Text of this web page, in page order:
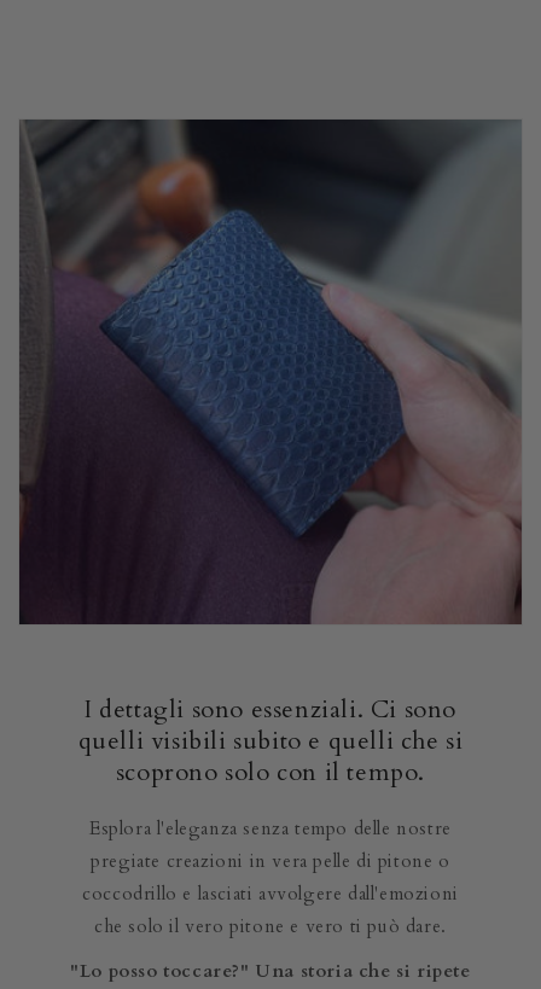
I dettagli sono essenziali. Ci sono
quelli visibili subito e quelli che si
scoprono solo con il tempo.
Esplora l'eleganza senza tempo delle nostre
pregiate creazioni in vera pelle di pitone o
coccodrillo e lasciati avvolgere dall'emozioni
che solo il vero pitone e vero ti può dare.
"Lo posso toccare?" Una storia che si ripete